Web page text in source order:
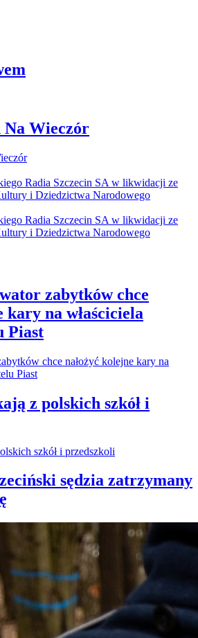
Na Wieczór
zabytków chce
kary na właściciela
Piast
z polskich szkół i
sędzia zatrzymany